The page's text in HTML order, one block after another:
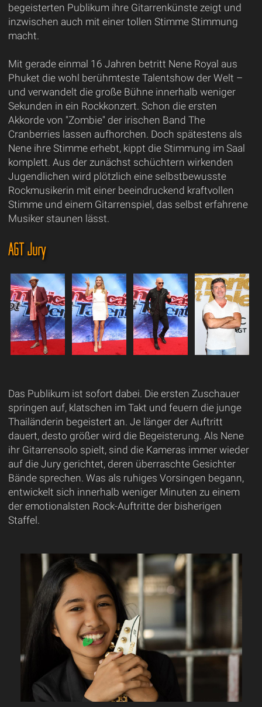
begeisterten Publikum ihre Gitarrenkünste zeigt und
inzwischen auch mit einer tollen Stimme Stimmung
macht.
Mit gerade einmal 16 Jahren betritt Nene Royal aus
Phuket die wohl berühmteste Talentshow der Welt –
und verwandelt die große Bühne innerhalb weniger
Sekunden in ein Rockkonzert. Schon die ersten
Akkorde von "Zombie" der irischen Band The
Cranberries lassen aufhorchen. Doch spätestens als
Nene ihre Stimme erhebt, kippt die Stimmung im Saal
komplett. Aus der zunächst schüchtern wirkenden
Jugendlichen wird plötzlich eine selbstbewusste
Rockmusikerin mit einer beeindruckend kraftvollen
Stimme und einem Gitarrenspiel, das selbst erfahrene
Musiker staunen lässt.
AGT Jury
Das Publikum ist sofort dabei. Die ersten Zuschauer
springen auf, klatschen im Takt und feuern die junge
Thailänderin begeistert an. Je länger der Auftritt
dauert, desto größer wird die Begeisterung. Als Nene
ihr Gitarrensolo spielt, sind die Kameras immer wieder
auf die Jury gerichtet, deren überraschte Gesichter
Bände sprechen. Was als ruhiges Vorsingen begann,
entwickelt sich innerhalb weniger Minuten zu einem
der emotionalsten Rock-Auftritte der bisherigen
Staffel.